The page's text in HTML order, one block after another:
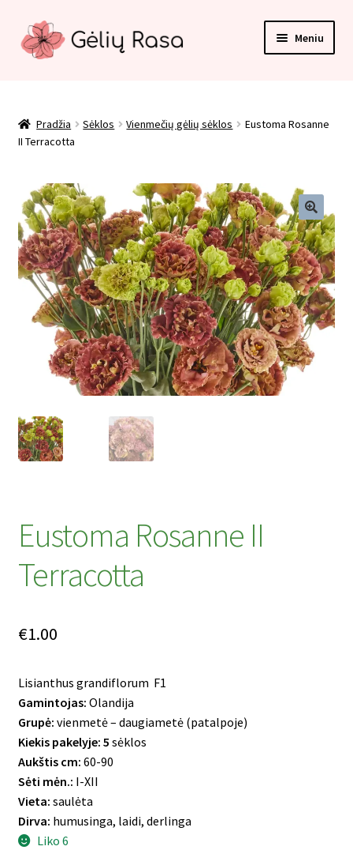
Pereiti
prie
Pereiti
prie
Meniu
Apmokėjimas
Kontaktai
Krepšelis
Paskyra
Pirkimo taisyklės
Privatumo politika
Tinklaraštis
Pradžia Sėklos Vienmečių gėlių sėklos
Eustoma Rosanne
II Terracotta
Eustoma Rosanne II
Terracotta
€1.00
Lisianthus grandiflorum F1
Gamintojas: Olandija
Grupė: vienmetė – daugiametė (patalpoje)
Kiekis pakelyje: 5 sėklos
Aukštis cm: 60-90
Sėti mėn.: I-XII
Vieta: saulėta
Dirva: humusinga, laidi, derlinga
Liko 6